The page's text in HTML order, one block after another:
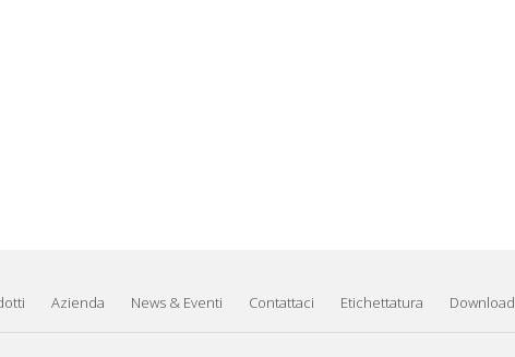
Azienda News & Eventi Contattaci Etichettatura Download